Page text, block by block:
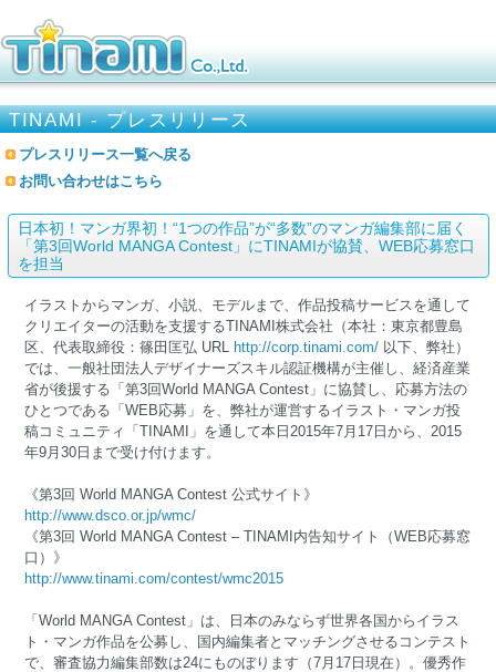
TINAMI - プレスリリース
プレスリリース一覧へ戻る
お問い合わせはこちら
日本初！マンガ界初！“1つの作品”が“多数”のマンガ編集部に届く
「第3回World MANGA Contest」にTINAMIが協賛、WEB応募窓口
を担当
イラストからマンガ、小説、モデルまで、作品投稿サービスを通して
クリエイターの活動を支援するTINAMI株式会社（本社：東京都豊島
区、代表取締役：篠田匡弘 URL
http://corp.tinami.com/以下、弊社）
では、一般社団法人デザイナーズスキル認証機構が主催し、経済産業
省が後援する「第3回World MANGA Contest」に協賛し、応募方法の
ひとつである「WEB応募」を、弊社が運営するイラスト・マンガ投
稿コミュニティ「TINAMI」を通して本日2015年7月17日から、2015
年9月30日まで受け付けます。
《第3回 World MANGA Contest 公式サイト》
http://www.dsco.or.jp/wmc/
《第3回 World MANGA Contest – TINAMI内告知サイト（WEB応募窓
口）》
http://www.tinami.com/contest/wmc2015
「World MANGA Contest」は、日本のみならず世界各国からイラス
ト・マンガ作品を公募し、国内編集者とマッチングさせるコンテスト
で、審査協力編集部数は24にものぼります（7月17日現在）。優秀作